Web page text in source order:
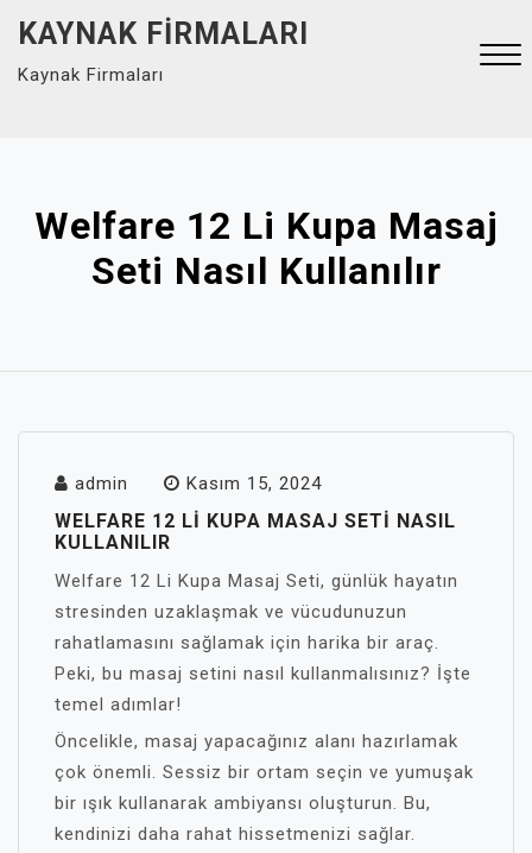
content
KAYNAK FIRMALARI
Kaynak Firmaları
Welfare 12 Li Kupa Masaj
Seti Nasıl Kullanılır
admin Kasım 15, 2024
WELFARE 12 LI KUPA MASAJ SETI NASIL
KULLANILIR
Welfare 12 Li Kupa Masaj Seti, günlük hayatın
stresinden uzaklaşmak ve vücudunuzun
rahatlamasını sağlamak için harika bir araç.
Peki, bu masaj setini nasıl kullanmalısınız? İşte
temel adımlar!
Öncelikle, masaj yapacağınız alanı hazırlamak
çok önemli. Sessiz bir ortam seçin ve yumuşak
bir ışık kullanarak ambiyansı oluşturun. Bu,
kendinizi daha rahat hissetmenizi sağlar.